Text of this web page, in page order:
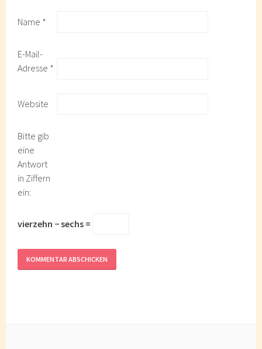
Name *
E-Mail-
Adresse *
Website
Bitte gib
eine
Antwort
in Ziffern
ein:
vierzehn − sechs =